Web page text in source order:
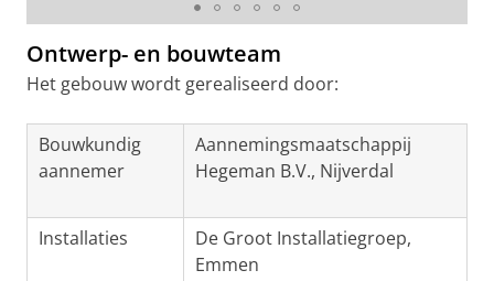
Ontwerp- en bouwteam
Het gebouw wordt gerealiseerd door:
Bouwkundig
aannemer
Aannemingsmaatschappij
Hegeman B.V., Nijverdal
Installaties
De Groot Installatiegroep,
Emmen